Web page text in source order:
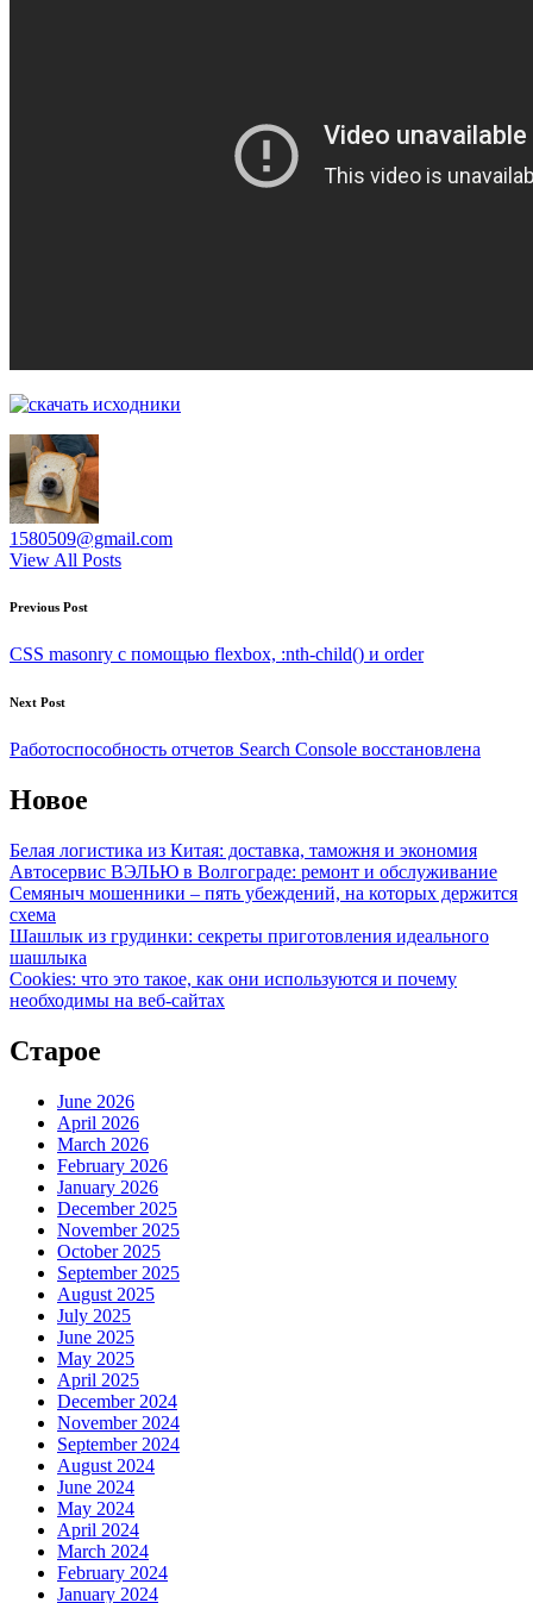
1580509@gmail.com
View All Posts
Post
navigation
Previous Post
CSS masonry с помощью flexbox, :nth-child() и order
Next Post
Работоспособность отчетов Search Console восстановлена
Новое
Белая логистика из Китая: доставка, таможня и экономия
Автосервис ВЭЛЬЮ в Волгограде: ремонт и обслуживание
Семяныч мошенники – пять убеждений, на которых держится
схема
Шашлык из грудинки: секреты приготовления идеального
шашлыка
Cookies: что это такое, как они используются и почему
необходимы на веб-сайтах
Старое
June 2026
April 2026
March 2026
February 2026
January 2026
December 2025
November 2025
October 2025
September 2025
August 2025
July 2025
June 2025
May 2025
April 2025
December 2024
November 2024
September 2024
August 2024
June 2024
May 2024
April 2024
March 2024
February 2024
January 2024